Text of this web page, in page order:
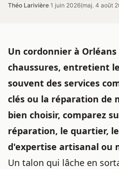
Théo Larivière·1 juin 2026(maj. 4 août
Un cordonnier à
chaussures, entretient
souvent des services
clés ou la réparation de
bien choisir, comparez
réparation, le quartier,
d'expertise artisanal ou
Un talon qui lâche en